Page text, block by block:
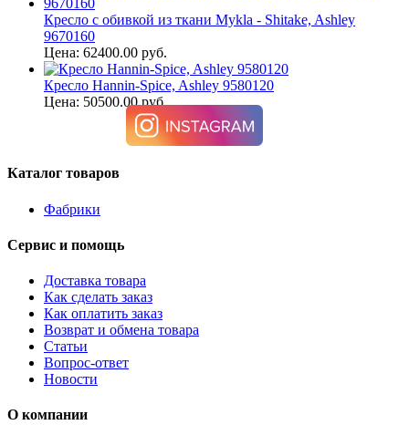
Кресло с обивкой из ткани Mykla - Shitake, Ashley
9670160
Цена: 62400.00 руб.
Кресло Hannin-Spice, Ashley 9580120
Цена: 50500.00 руб.
Каталог товаров
Фабрики
Сервис и помощь
Доставка товара
Как сделать заказ
Как оплатить заказ
Возврат и обмена товара
Статьи
Вопрос-ответ
Новости
О компании